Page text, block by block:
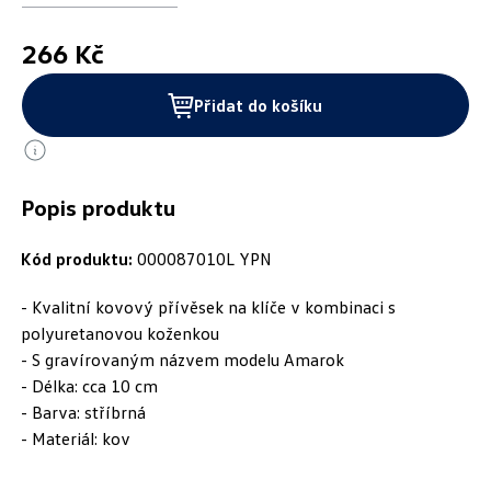
Popis produktu
Kód produktu: 000087010L YPN
- Kvalitní kovový přívěsek na klíče v kombinaci s
polyuretanovou koženkou
- S gravírovaným názvem modelu Amarok
- Délka: cca 10 cm
- Barva: stříbrná
- Materiál: kov
266 Kč
Přidat do košíku